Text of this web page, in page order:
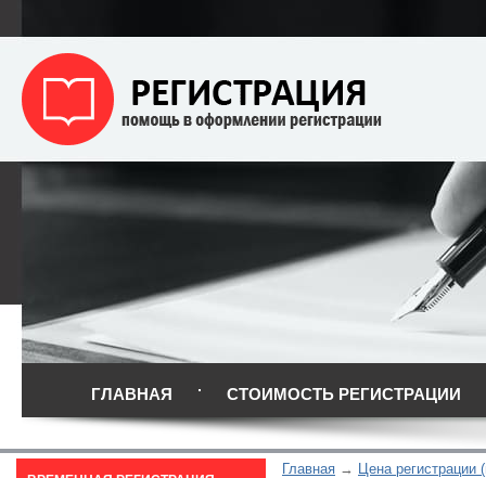
ГЛАВНАЯ СТОИМОСТЬ РЕГИСТРАЦИИ
Главная Цена регистрации